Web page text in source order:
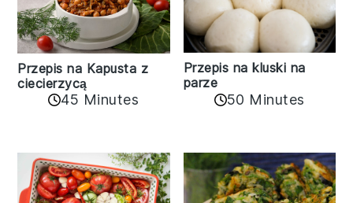
Przepis na Kapusta z
ciecierzycą
45 Minutes
Przepis na kluski na
parze
50 Minutes